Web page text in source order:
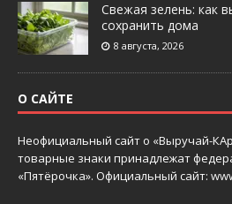
Свежая зелень: как
сохранить дома
8 августа, 2026
О САЙТЕ
Неофициальный сайт о «Выручай-
товарные знаки принадлежат
«Пятёрочка». Официальный сайт: